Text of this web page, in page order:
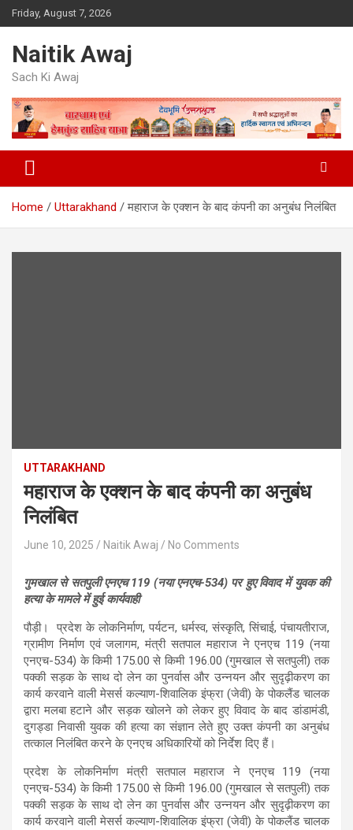
Skip
to
Friday, August 7, 2026
Naitik Awaj
Sach Ki Awaj
Home Uttarakhand महाराज के एक्शन के बाद कंपनी का अनुबंध निलंबित
UTTARAKHAND
महाराज के एक्शन के बाद कंपनी का अनुबंध
निलंबित
June 10, 2025 Naitik Awaj No Comments
गुमखाल से सतपुली एनएच 119 (नया एनएच-534) पर हुए विवाद में युवक की
हत्या के मामले में हुई कार्यवाही
पौड़ी। प्रदेश के लोकनिर्माण, पर्यटन, धर्मस्व, संस्कृति, सिंचाई, पंचायतीराज,
ग्रामीण निर्माण एवं जलागम, मंत्री सतपाल महाराज ने एनएच 119 (नया
एनएच-534) के किमी 175.00 से किमी 196.00 (गुमखाल से सतपुली) तक
पक्की सड़क के साथ दो लेन का पुनर्वास और उन्नयन और सुदृढ़ीकरण का
कार्य करवाने वाली मेसर्स कल्याण-शिवालिक इंफ्रा (जेवी) के पोकलैंड चालक
द्वारा मलबा हटाने और सड़क खोलने को लेकर हुए विवाद के बाद डांडामंडी,
दुगड्डा निवासी युवक की हत्या का संज्ञान लेते हुए उक्त कंपनी का अनुबंध
तत्काल निलंबित करने के एनएच अधिकारियों को निर्देश दिए हैं।
प्रदेश के लोकनिर्माण मंत्री सतपाल महाराज ने एनएच 119 (नया
एनएच-534) के किमी 175.00 से किमी 196.00 (गुमखाल से सतपुली) तक
पक्की सड़क के साथ दो लेन का पुनर्वास और उन्नयन और सुदृढ़ीकरण का
कार्य करवाने वाली मेसर्स कल्याण-शिवालिक इंफ्रा (जेवी) के पोकलैंड चालक